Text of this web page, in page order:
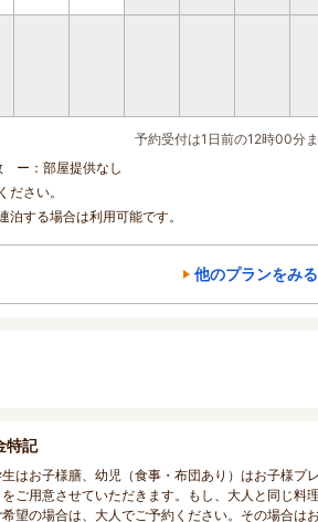
予約受付は1日前の12時00分
：部屋提供なし
さい。
する場合は利用可能です。
他のプランをみる
特記
はお子様膳、幼児（食事・布団あり）はお子様プレ
をご用意させていただきます。もし、大人と同じ料理
希望の場合は、大人でご予約ください。その場合はお